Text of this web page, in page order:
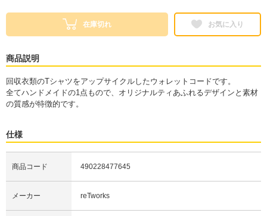
在庫切れ お気に入り
商品説明
回収衣類のTシャツをアップサイクルしたウォレットコードです。
全てハンドメイドの1点もので、オリジナルティあふれるデザインと素材
の質感が特徴的です。
仕様
商品コード 490228477645
メーカー reTworks